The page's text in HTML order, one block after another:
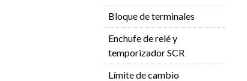
Bloque de terminales
Enchufe de relé y
temporizador SCR
Límite de cambio